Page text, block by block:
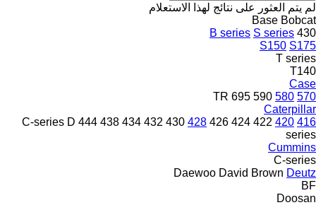
لم يتم العثور على نتائج لهذا الاستعلام
Base Bobcat
430
B series S series
S150 S175
T series
T140
Case
570
580
590
695
TR
Caterpillar
416
420
422
424
426
428
430
432
434
438
444
C-series D
series
Cummins
C-series
Daewoo David Brown Deutz
BF
Doosan